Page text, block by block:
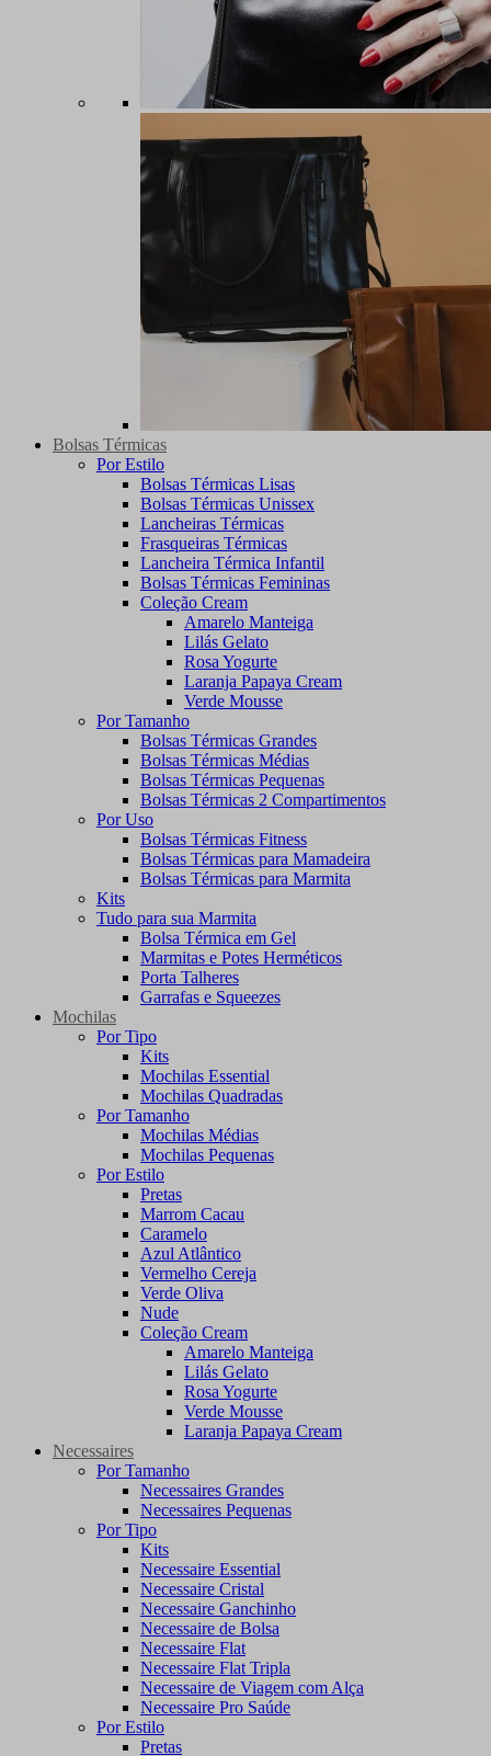
Bolsas Térmicas
Por Estilo
Bolsas Térmicas Lisas
Bolsas Térmicas Unissex
Lancheiras Térmicas
Frasqueiras Térmicas
Lancheira Térmica Infantil
Bolsas Térmicas Femininas
Coleção Cream
Amarelo Manteiga
Lilás Gelato
Rosa Yogurte
Laranja Papaya Cream
Verde Mousse
Por Tamanho
Bolsas Térmicas Grandes
Bolsas Térmicas Médias
Bolsas Térmicas Pequenas
Bolsas Térmicas 2 Compartimentos
Por Uso
Bolsas Térmicas Fitness
Bolsas Térmicas para Mamadeira
Bolsas Térmicas para Marmita
Kits
Tudo para sua Marmita
Bolsa Térmica em Gel
Marmitas e Potes Herméticos
Porta Talheres
Garrafas e Squeezes
Mochilas
Por Tipo
Kits
Mochilas Essential
Mochilas Quadradas
Por Tamanho
Mochilas Médias
Mochilas Pequenas
Por Estilo
Pretas
Marrom Cacau
Caramelo
Azul Atlântico
Vermelho Cereja
Verde Oliva
Nude
Coleção Cream
Amarelo Manteiga
Lilás Gelato
Rosa Yogurte
Verde Mousse
Laranja Papaya Cream
Necessaires
Por Tamanho
Necessaires Grandes
Necessaires Pequenas
Por Tipo
Kits
Necessaire Essential
Necessaire Cristal
Necessaire Ganchinho
Necessaire de Bolsa
Necessaire Flat
Necessaire Flat Tripla
Necessaire de Viagem com Alça
Necessaire Pro Saúde
Por Estilo
Pretas